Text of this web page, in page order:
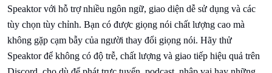
Speaktor với hỗ trợ nhiều ngôn ngữ, giao diện dễ sử dụng và các
tùy chọn tùy chỉnh. Bạn có được giọng nói chất lượng cao mà
không gặp cạm bẫy của người thay đổi giọng nói. Hãy thử
Speaktor để không có độ trễ, chất lượng và giao tiếp hiệu quả trên